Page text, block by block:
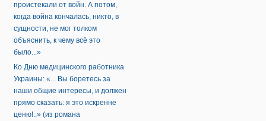
проистекали от войн. А потом,
когда война кончалась, никто, в
сущности, не мог толком
объяснить, к чему всё это
было...»
Ко Дню медицинского работника
Украины: «... Вы боретесь за
наши общие интересы, и должен
прямо сказать: я это искренне
ценю!..» (из романа